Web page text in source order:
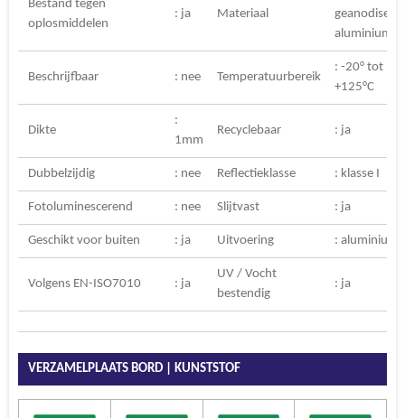
Bestand tegen
oplosmiddelen
: ja Materiaal
aluminium
Beschrijfbaar : nee Temperatuurbereik
: -20° tot
+125°C
Dikte
:
1mm
Recyclebaar : ja
Dubbelzijdig : nee Reflectieklasse : klasse I
Fotoluminescerend : nee Slijtvast : ja
Geschikt voor buiten : ja Uitvoering : aluminium
Volgens EN-ISO7010 : ja
UV / Vocht
bestendig
: ja
VERZAMELPLAATS BORD | KUNSTSTOF